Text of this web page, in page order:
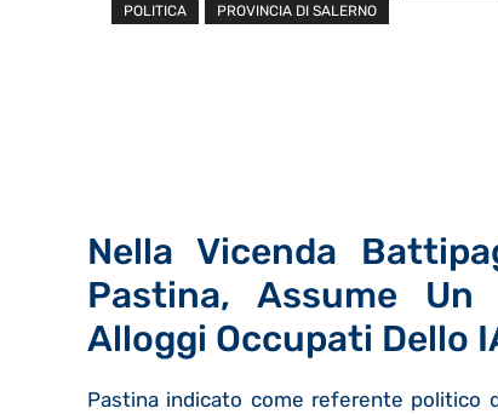
POLITICA
PROVINCIA DI SALERNO
Nella Vicenda
Pastina, Assume Un
Alloggi Occupati Dello
Pastina indicato come referente politico